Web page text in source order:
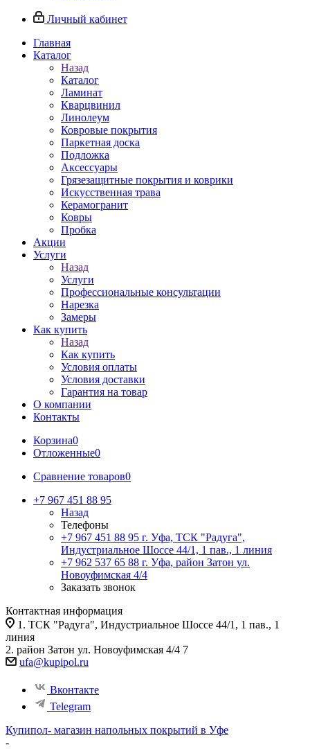
Личный кабинет
Главная
Каталог
Назад
Каталог
Ламинат
Кварцвинил
Линолеум
Ковровые покрытия
Паркетная доска
Подложка
Аксессуары
Грязезащитные покрытия и коврики
Искусственная трава
Керамогранит
Ковры
Пробка
Акции
Услуги
Назад
Услуги
Профессиональные консультации
Нарезка
Замеры
Как купить
Назад
Как купить
Условия оплаты
Условия доставки
Гарантия на товар
О компании
Контакты
Корзина0
Отложенные0
Сравнение товаров0
+7 967 451 88 95
Назад
Телефоны
+7 967 451 88 95 г. Уфа, ТСК "Радуга",
Индустриальное Шоссе 44/1, 1 пав., 1 линия
+7 962 537 65 88 г. Уфа, район Затон ул.
Новоуфимская 4/4
Заказать звонок
Контактная информация
1. ТСК "Радуга", Индустриальное Шоссе 44/1, 1 пав., 1
линия
2. район Затон ул. Новоуфимская 4/4 7
ufa@kupipol.ru
Вконтакте
Telegram
Купипол- магазин напольных покрытий в Уфе
-